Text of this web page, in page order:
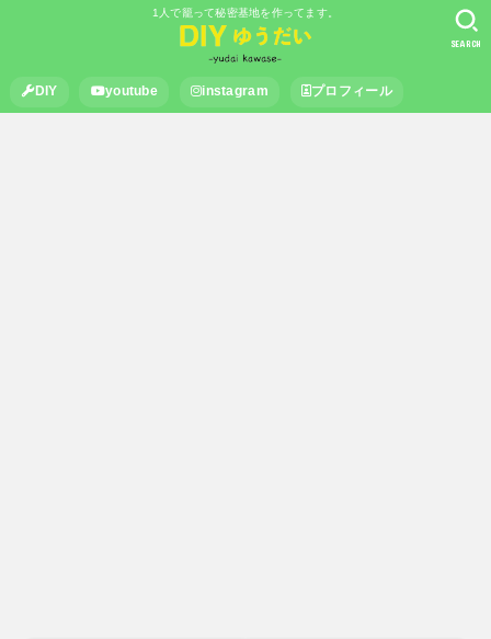
1人で籠って秘密基地を作ってます。
DIY youtube instagram プロフィール
SEARCH